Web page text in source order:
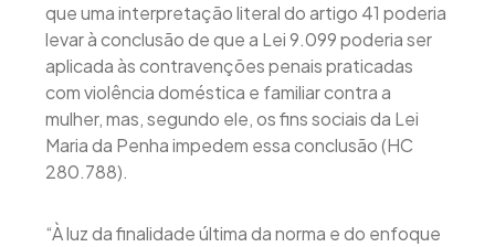
que uma interpretação literal do artigo 41 poderia
levar à conclusão de que a Lei 9.099 poderia ser
aplicada às contravenções penais praticadas
com violência doméstica e familiar contra a
mulher, mas, segundo ele, os fins sociais da Lei
Maria da Penha impedem essa conclusão (HC
280.788).
“À luz da finalidade última da norma e do enfoque